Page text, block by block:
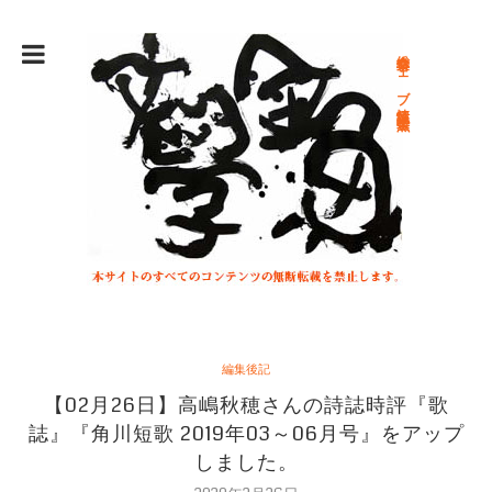
総合文学ウェブ情報誌 文学金魚
編集後記
【02月26日】高嶋秋穂さんの詩誌時評『歌
誌』『角川短歌 2019年03～06月号』をアップ
しました。